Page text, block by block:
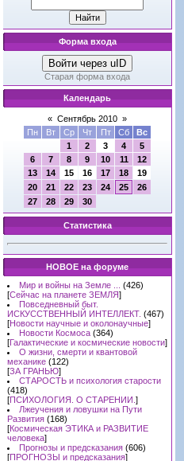
Форма входа
Войти через uID
Старая форма входа
Календарь
« Сентябрь 2010 »
Пн
Вт Ср Чт Пт Сб
Вс
1
2 3 4
5
6
7 8 9 10 11
12
13
14 15 16 17 18
19
20
21 22 23 24 25
26
27
28 29 30
Статистика
НОВОЕ на форуме
Мир и войны на Земле ...
(426)
[Сейчас на планете ЗЕМЛЯ]
Повседневный быт.
ИСКУССТВЕННЫЙ ИНТЕЛЛЕКТ. (467)
[Новости научные и околонаучные]
Новости Космоса (364)
[Галактические и космические новости]
О жизни, смерти и квантовой
механике (122)
[ЗА ГРАНЬЮ]
СТАРОСТЬ и психология старости
(418)
[ПСИХОЛОГИЯ. О СТАРЕНИИ. ]
Лжеучения и ловушки на Пути
Развития (168)
[Космическая ЭТИКА и РАЗВИТИЕ
человека]
Прогнозы и предсказания (606)
[ПРОГНОЗЫ и предсказания]